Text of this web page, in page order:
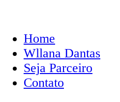
Home
Wllana Dantas
Seja Parceiro
Contato